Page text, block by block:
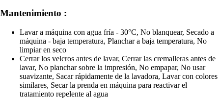
Mantenimiento :
Lavar a máquina con agua fría - 30°C, No blanquear, Secado a
máquina - baja temperatura, Planchar a baja temperatura, No
limpiar en seco
Cerrar los velcros antes de lavar, Cerrar las cremalleras antes de
lavar, No planchar sobre la impresión, No empapar, No usar
suavizante, Sacar rápidamente de la lavadora, Lavar con colores
similares, Secar la prenda en máquina para reactivar el
tratamiento repelente al agua